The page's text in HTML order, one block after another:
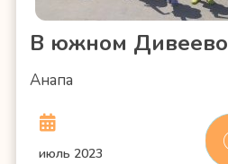
В южном Дивеево
Анапа
июль 2023